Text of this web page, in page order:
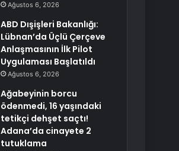
Ağustos 6, 2026
ABD Dışişleri Bakanlığı:
Lübnan’da Üçlü Çerçeve
Anlaşmasının İlk Pilot
Uygulaması Başlatıldı
Ağustos 6, 2026
Ağabeyinin borcu
ödenmedi, 16 yaşındaki
tetikçi dehşet saçtı!
Adana’da cinayete 2
tutuklama